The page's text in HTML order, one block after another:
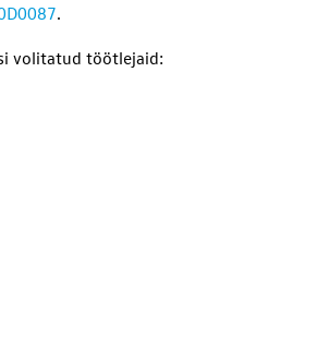
.
volitatud töötlejaid: